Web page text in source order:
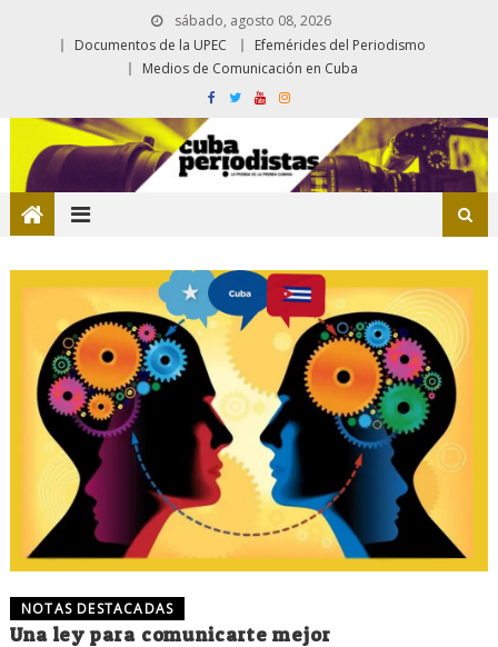
sábado, agosto 08, 2026
Documentos de la UPEC
Efemérides del Periodismo
Medios de Comunicación en Cuba
NOTAS DESTACADAS
Una ley para comunicarte mejor